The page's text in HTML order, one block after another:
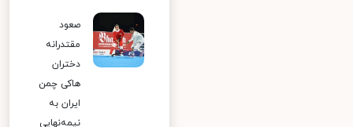
صعود
مقتدرانه
دختران
هاکی چمن
ایران به
نیمه‌نهایی